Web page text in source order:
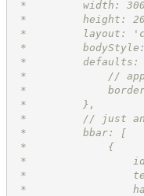
*         width:
*         height:
*         layout:
*
*         defaults:
*             //
*
*         },
*         // just
*         bbar: [
*             {
*
*
*